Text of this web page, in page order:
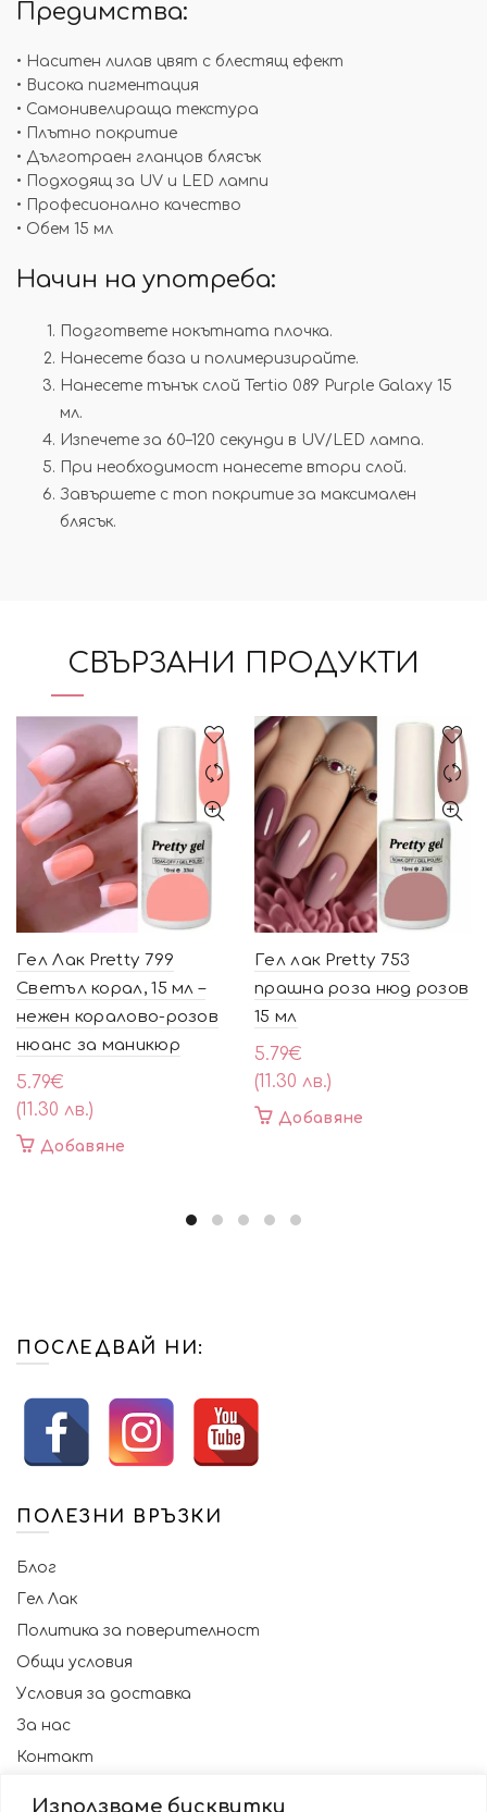
Използваме бисквитки
Предимства:
• Наситен лилав цвят с блестящ ефект
• Висока пигментация
• Самонивелираща текстура
• Плътно покритие
• Дълготраен гланцов блясък
• Подходящ за UV и LED лампи
• Професионално качество
• Обем 15 мл
Начин на употреба:
Подгответе нокътната плочка.
Нанесете база и полимеризирайте.
Нанесете тънък слой Tertio 089 Purple Galaxy 15
мл.
Изпечете за 60–120 секунди в UV/LED лампа.
При необходимост нанесете втори слой.
Завършете с топ покритие за максимален
блясък.
СВЪРЗАНИ ПРОДУКТИ
Гел Лак Pretty 799
Светъл корал, 15 мл –
нежен коралово-розов
нюанс за маникюр
5.79€
(11.30 лв.)
Добавяне
Гел лак Pretty 753
прашна роза нюд розов
15 мл
5.79€
(11.30 лв.)
Добавяне
ПОСЛЕДВАЙ НИ:
ПОЛЕЗНИ ВРЪЗКИ
Блог
Гел Лак
Политика за поверителност
Общи условия
Условия за доставка
За нас
Контакт